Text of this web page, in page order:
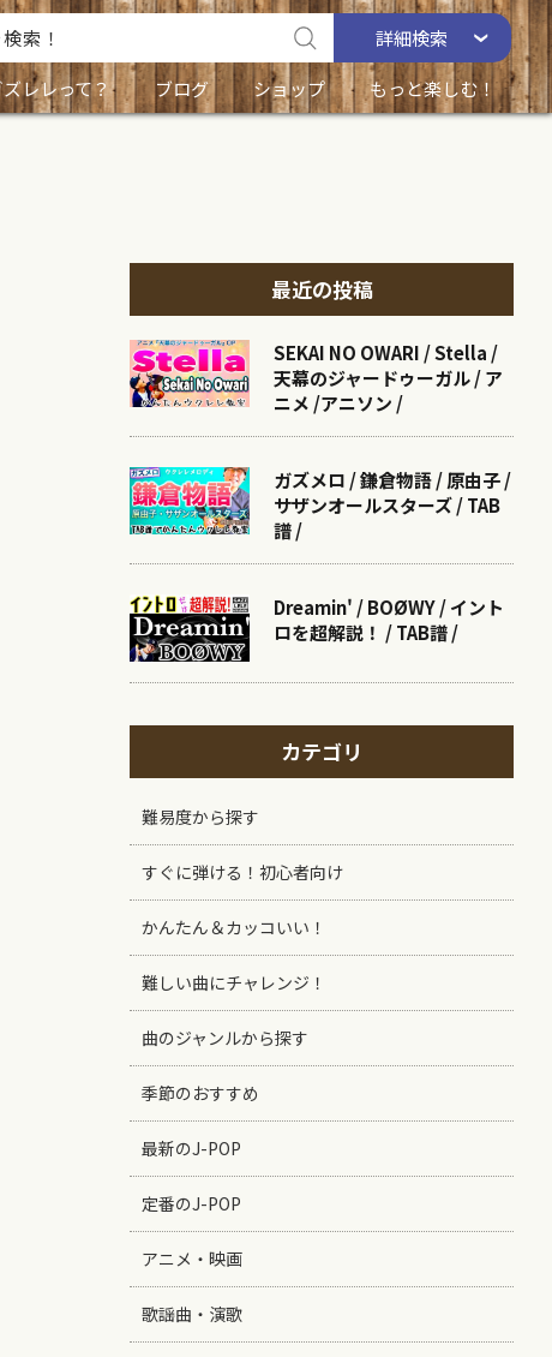
詳細検索
ズレレって？ ブログ ショップ もっと楽しむ！
最近の投稿
SEKAI NO OWARI / Stella /
天幕のジャードゥーガル / ア
ニメ /アニソン /
ガズメロ / 鎌倉物語 / 原由子 /
サザンオールスターズ / TAB
譜 /
Dreamin' / BOØWY / イント
ロを超解説！ / TAB譜 /
カテゴリ
難易度から探す
すぐに弾ける！初心者向け
かんたん＆カッコいい！
難しい曲にチャレンジ！
曲のジャンルから探す
季節のおすすめ
最新のJ-POP
定番のJ-POP
アニメ・映画
歌謡曲・演歌